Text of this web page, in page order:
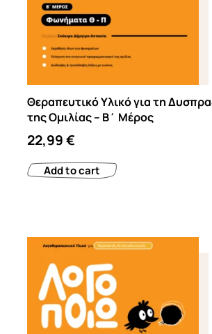
Θεραπευτικό Υλικό για τη
της Ομιλίας – Β΄ Μέρος
22,99€
Add to cart